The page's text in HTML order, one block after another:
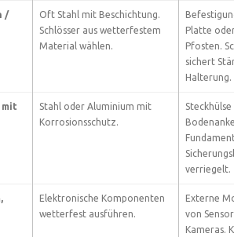
/
Oft Stahl mit Beschichtung.
Schlösser aus wetterfestem
Material wählen.
Platte
Pfosten.
sichert
Halterung.
mit
Stahl oder Aluminium mit
Korrosionsschutz.
Steckhülse
verriegelt.
Elektronische Komponenten
wetterfest ausführen.
Externe
von
Kameras.